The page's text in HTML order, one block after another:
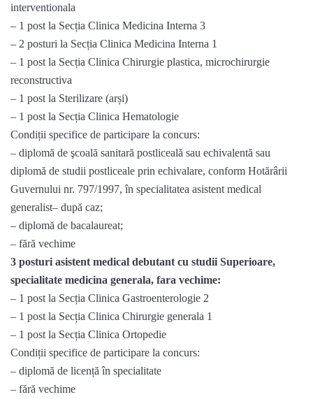
interventionala
– 1 post la Secția Clinica Medicina Interna 3
– 2 posturi la Secția Clinica Medicina Interna 1
– 1 post la Secția Clinica Chirurgie plastica, microchirurgie
reconstructiva
– 1 post la Sterilizare (arși)
– 1 post la Secția Clinica Hematologie
Condiții specifice de participare la concurs:
– diplomă de şcoală sanitară postliceală sau echivalentă sau
diplomă de studii postliceale prin echivalare, conform Hotărârii
Guvernului nr. 797/1997, în specialitatea asistent medical
generalist– după caz;
– diplomă de bacalaureat;
– fără vechime
3 posturi asistent medical debutant cu studii Superioare,
specialitate medicina generala, fara vechime:
– 1 post la Secția Clinica Gastroenterologie 2
– 1 post la Secția Clinica Chirurgie generala 1
– 1 post la Secția Clinica Ortopedie
Condiții specifice de participare la concurs:
– diplomă de licență în specialitate
– fără vechime